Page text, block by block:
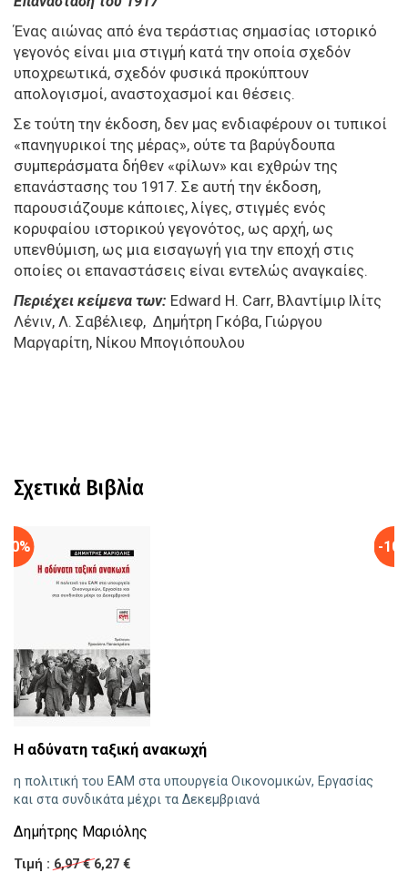
Ένας αιώνας από ένα τεράστιας σημασίας ιστορικό
γεγονός είναι μια στιγμή κατά την οποία σχεδόν
υποχρεωτικά, σχεδόν φυσικά προκύπτουν
απολογισμοί, αναστοχασμοί και θέσεις.
Σε τούτη την έκδοση, δεν μας ενδιαφέρουν οι τυπικοί
«πανηγυρικοί της μέρας», ούτε τα βαρύγδουπα
συμπεράσματα δήθεν «φίλων» και εχθρών της
επανάστασης του 1917. Σε αυτή την έκδοση,
παρουσιάζουμε κάποιες, λίγες, στιγμές ενός
κορυφαίου ιστορικού γεγονότος, ως αρχή, ως
υπενθύμιση, ως μια εισαγωγή για την εποχή στις
οποίες οι επαναστάσεις είναι εντελώς αναγκαίες.
Περιέχει κείμενα των: Εdward H. Carr, Bλαντίμιρ Iλίτς
Λένιν, Λ. Σαβέλιεφ, Δημήτρη Γκόβα, Γιώργου
Μαργαρίτη, Νίκου Μπογιόπουλου
Σχετικά Βιβλία
Η αδύνατη ταξική ανακωχή
η πολιτική του ΕΑΜ στα υπουργεία Οικονομικών, Εργασίας
και στα συνδικάτα μέχρι τα Δεκεμβριανά
Δημήτρης Μαριόλης
Τιμή : 6,97 €6,27 €
-